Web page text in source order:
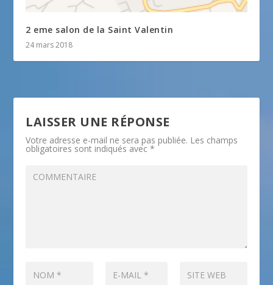
2 eme salon de la Saint Valentin
24 mars 2018
LAISSER UNE RÉPONSE
Votre adresse e-mail ne sera pas publiée. Les champs
obligatoires sont indiqués avec*